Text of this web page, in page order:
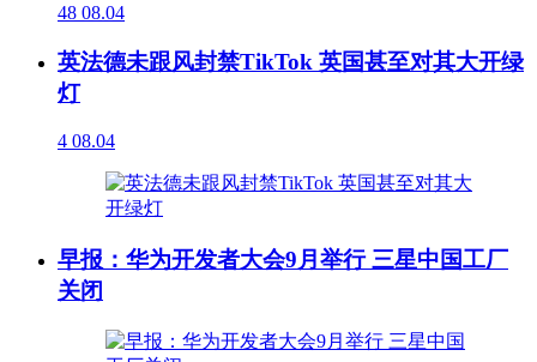
48 08.04
英法德未跟风封禁TikTok 英国甚至对其大开绿
灯
4 08.04
早报：华为开发者大会9月举行 三星中国工厂
关闭